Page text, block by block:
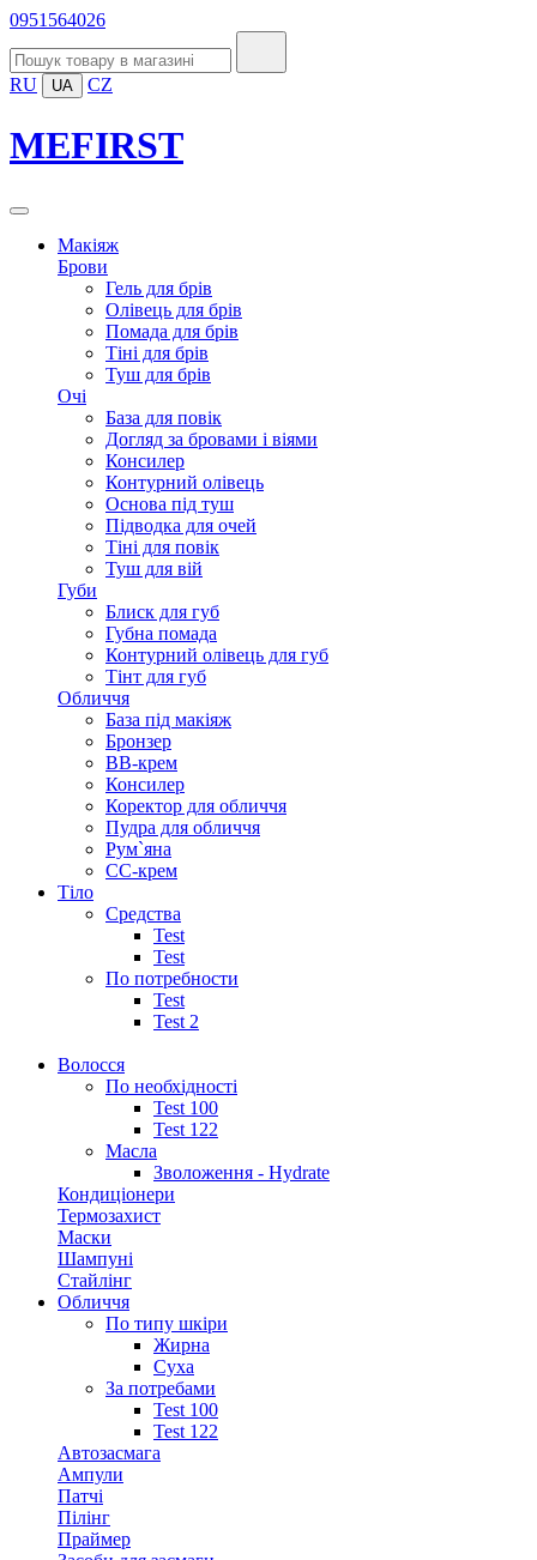
0951564026
RU UA CZ
MEFIRST
Макіяж
Брови
Гель для брів
Олівець для брів
Помада для брів
Тіні для брів
Туш для брів
Очі
База для повік
Догляд за бровами і віями
Консилер
Контурний олівець
Основа під туш
Підводка для очей
Тіні для повік
Туш для вій
Губи
Блиск для губ
Губна помада
Контурний олівець для губ
Тінт для губ
Обличчя
База під макіяж
Бронзер
ВВ-крем
Консилер
Коректор для обличчя
Пудра для обличчя
Рум`яна
СС-крем
Тіло
Средства
Test
Test
По потребности
Test
Test 2
Волосся
По необхідності
Test 100
Test 122
Масла
Зволоження - Hydrate
Кондиціонери
Термозахист
Маски
Шампуні
Стайлінг
Обличчя
По типу шкіри
Жирна
Суха
За потребами
Test 100
Test 122
Автозасмага
Ампули
Патчі
Пілінг
Праймер